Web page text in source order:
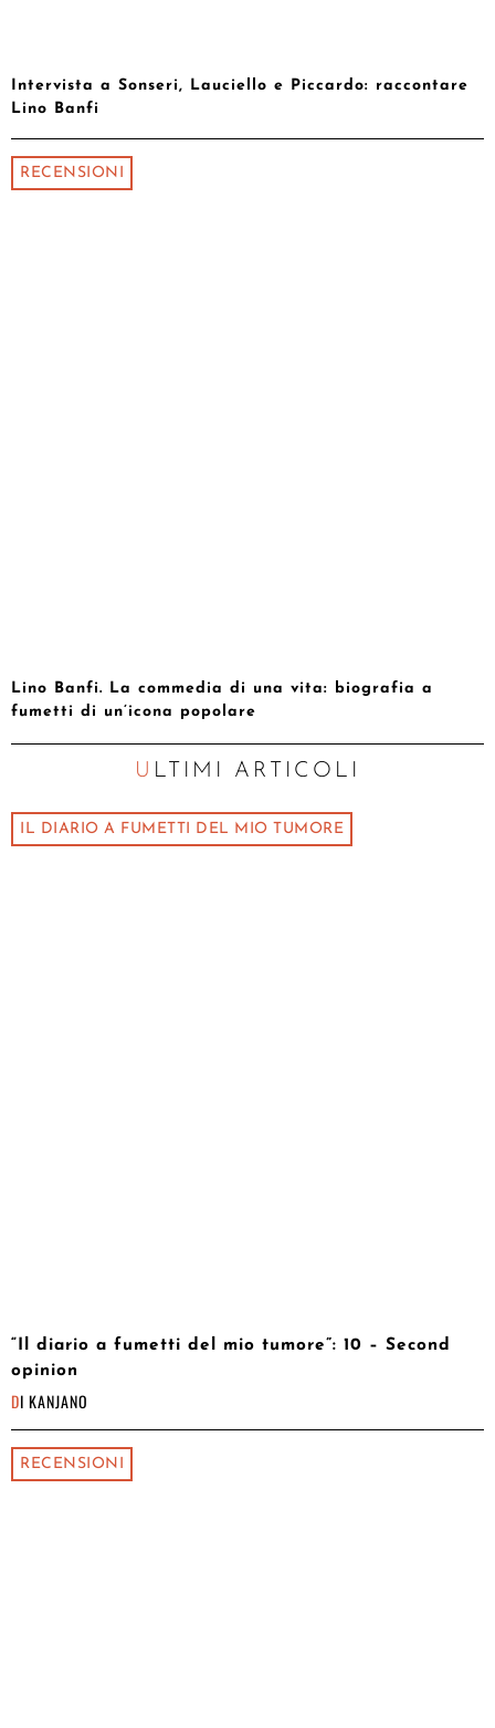
Intervista a Sonseri, Lauciello e Piccardo: raccontare
Lino Banfi
RECENSIONI
Lino Banfi. La commedia di una vita: biografia a
fumetti di un’icona popolare
ULTIMI ARTICOLI
IL DIARIO A FUMETTI DEL MIO TUMORE
“Il diario a fumetti del mio tumore”: 10 – Second
opinion
DI KANJANO
RECENSIONI